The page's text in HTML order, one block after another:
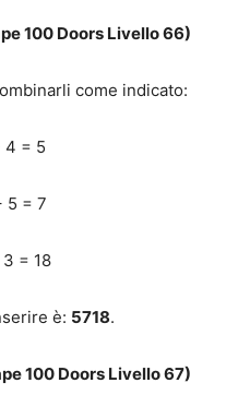
100 Doors Livello 66)
come indicato:
4 = 5
5 = 7
= 18
è: 5718.
100 Doors Livello 67)